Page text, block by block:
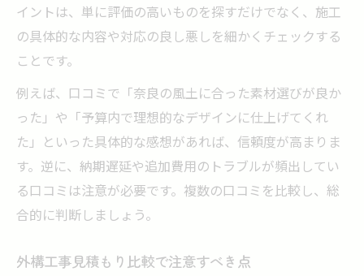
イントは、単に評価の高いものを探すだけでなく、施工
の具体的な内容や対応の良し悪しを細かくチェックする
ことです。
例えば、口コミで「奈良の風土に合った素材選びが良か
った」や「予算内で理想的なデザインに仕上げてくれ
た」といった具体的な感想があれば、信頼度が高まりま
す。逆に、納期遅延や追加費用のトラブルが頻出してい
る口コミは注意が必要です。複数の口コミを比較し、総
合的に判断しましょう。
外構工事見積もり比較で注意すべき点